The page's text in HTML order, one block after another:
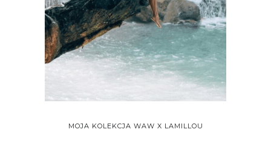
MOJA KOLEKCJA WAW X LAMILLOU